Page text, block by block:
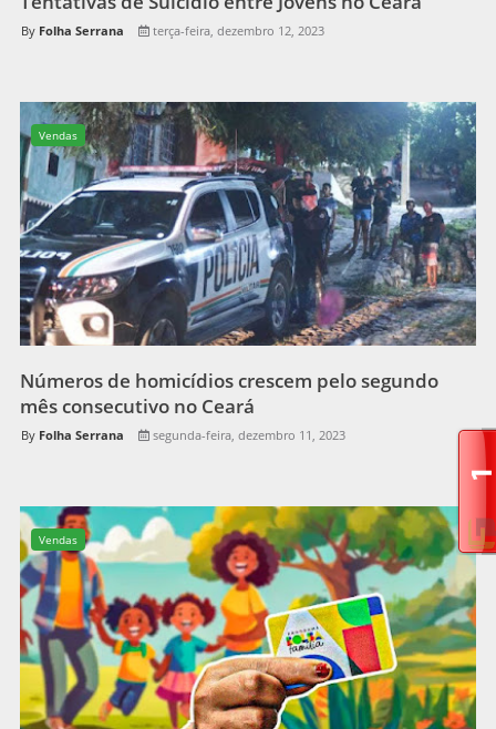
Folha Serrana terça-feira, dezembro 12, 2023
Vendas
Números de homicídios crescem pelo segundo
mês consecutivo no Ceará
Folha Serrana segunda-feira, dezembro 11, 2023
Vendas